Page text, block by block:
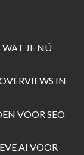
WAT JE NÚ
IN
VOOR SEO
AI VOOR